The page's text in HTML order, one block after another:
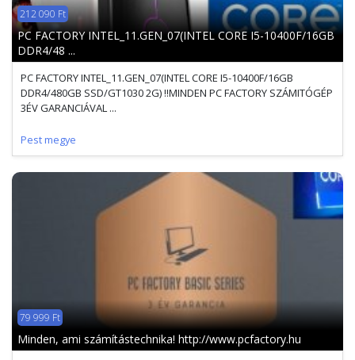
212 090 Ft
PC FACTORY INTEL_11.GEN_07(INTEL CORE I5-10400F/16GB
DDR4/48 ...
PC FACTORY INTEL_11.GEN_07(INTEL CORE I5-10400F/16GB
DDR4/480GB SSD/GT1030 2G) !!MINDEN PC FACTORY SZÁMITÓGÉP
3ÉV GARANCIÁVAL ...
Pest megye
79 999 Ft
Minden, ami számítástechnika! http://www.pcfactory.hu